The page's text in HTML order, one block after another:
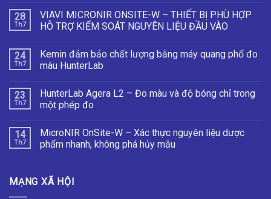
28
Th7
VIAVI MICRONIR ONSITE-W – THIẾT BỊ PHÙ HỢP
HỖ TRỢ KIỂM SOÁT NGUYÊN LIỆU ĐẦU VÀO
24
Th7
Kemin đảm bảo chất lượng bằng máy quang phổ đo
màu HunterLab
23
Th7
HunterLab Agera L2 – Đo màu và độ bóng chỉ trong
một phép đo
14
Th7
MicroNIR OnSite-W – Xác thực nguyên liệu dược
phẩm nhanh, không phá hủy mẫu
MẠNG XÃ HỘI